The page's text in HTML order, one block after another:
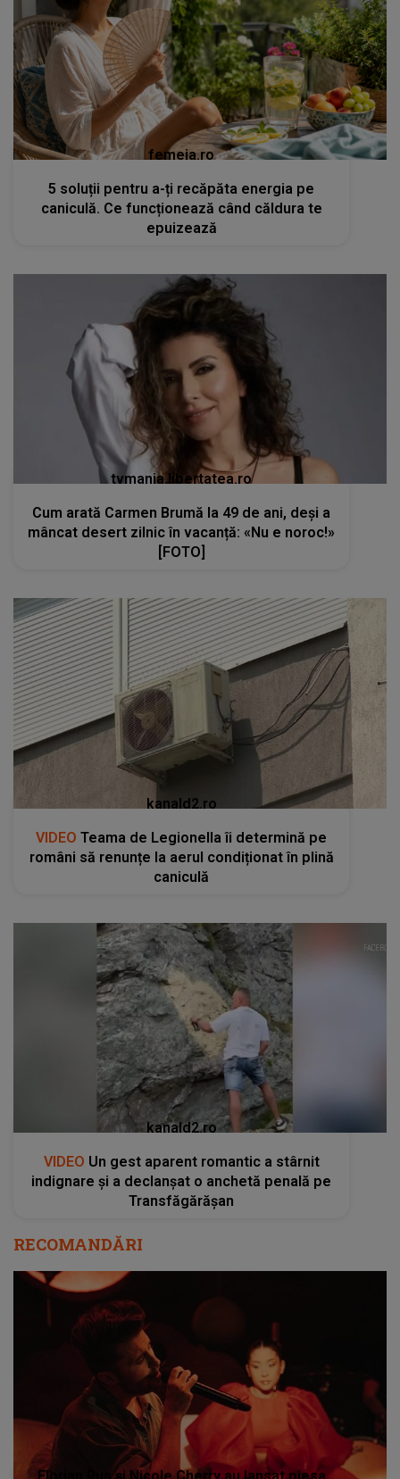
femeia.ro
5 soluții pentru a-ți recăpăta energia pe
caniculă. Ce funcționează când căldura te
epuizează
tvmania.libertatea.ro
Cum arată Carmen Brumă la 49 de ani, deși a
mâncat desert zilnic în vacanță: «Nu e noroc!»
[FOTO]
kanald2.ro
VIDEO Teama de Legionella îi determină pe
români să renunțe la aerul condiționat în plină
caniculă
kanald2.ro
VIDEO Un gest aparent romantic a stârnit
indignare și a declanșat o anchetă penală pe
Transfăgărășan
RECOMANDĂRI